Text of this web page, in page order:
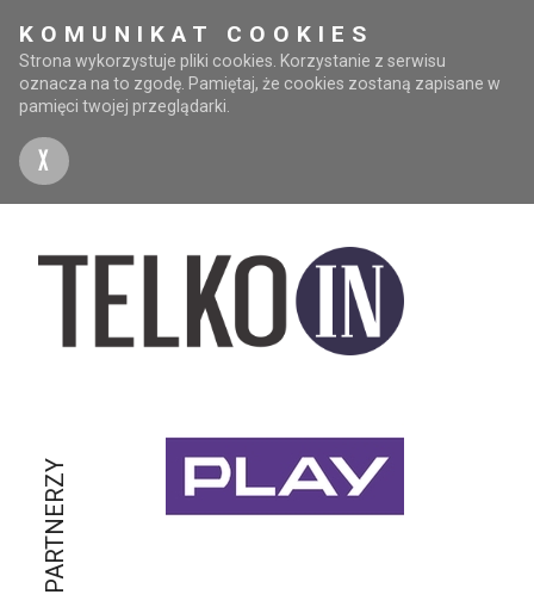
KOMUNIKAT COOKIES
Strona wykorzystuje pliki cookies. Korzystanie z serwisu
oznacza na to zgodę. Pamiętaj, że cookies zostaną zapisane w
pamięci twojej przeglądarki.
X
PARTNERZY